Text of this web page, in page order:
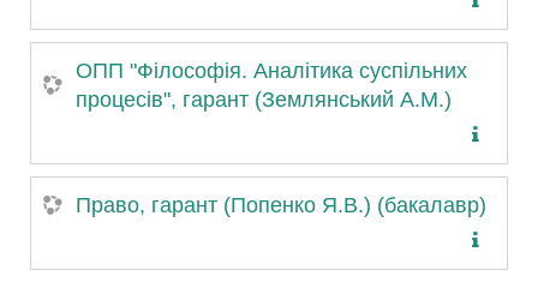
ОПП "Філософія. Аналітика суспільних
процесів", гарант (Землянський А.М.)
Право, гарант (Попенко Я.В.) (бакалавр)